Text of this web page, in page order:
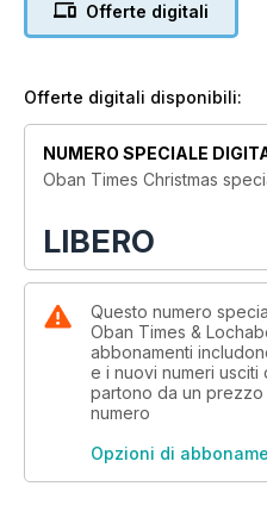
Offerte digitali
Offerte digitali disponibili:
NUMERO SPECIALE
Oban Times Christmas
LIBERO
Questo numero
Oban Times &
abbonamenti
e i nuovi numeri
partono da un prezzo
numero
Opzioni di